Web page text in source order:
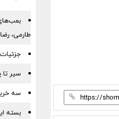
طارمی،
سیر
سه
بسته